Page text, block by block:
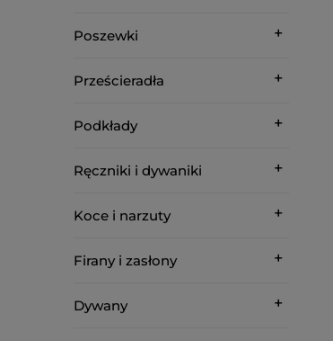
Poszewki
Prześcieradła
Podkłady
Ręczniki i dywaniki
Koce i narzuty
Firany i zasłony
Dywany